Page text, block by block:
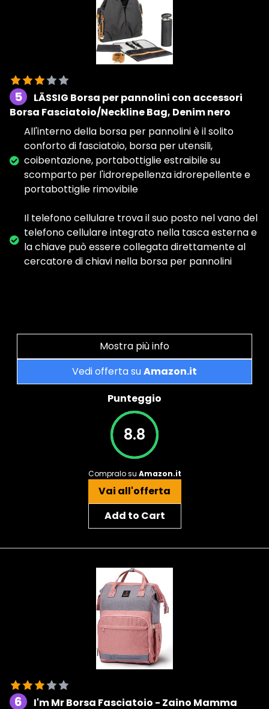
5
LÄSSIG Borsa per pannolini con accessori
Borsa Fasciatoio/Neckline Bag, Denim nero
All'interno della borsa per pannolini è il solito
conforto di fasciatoio, borsa per utensili,
coibentazione, portabottiglie estraibile su
scomparto per l'idrorepellenza idrorepellente e
portabottiglie rimovibile
Il telefono cellulare trova il suo posto nel vano del
telefono cellulare integrato nella tasca esterna e
la chiave può essere collegata direttamente al
cercatore di chiavi nella borsa per pannolini
Mostra più info
Vedi offerta suAmazon.it
Punteggio
8.8
Compralo su Amazon.it
Vai all'offerta
Add to Cart
6
I'm Mr Borsa Fasciatoio - Zaino Mamma